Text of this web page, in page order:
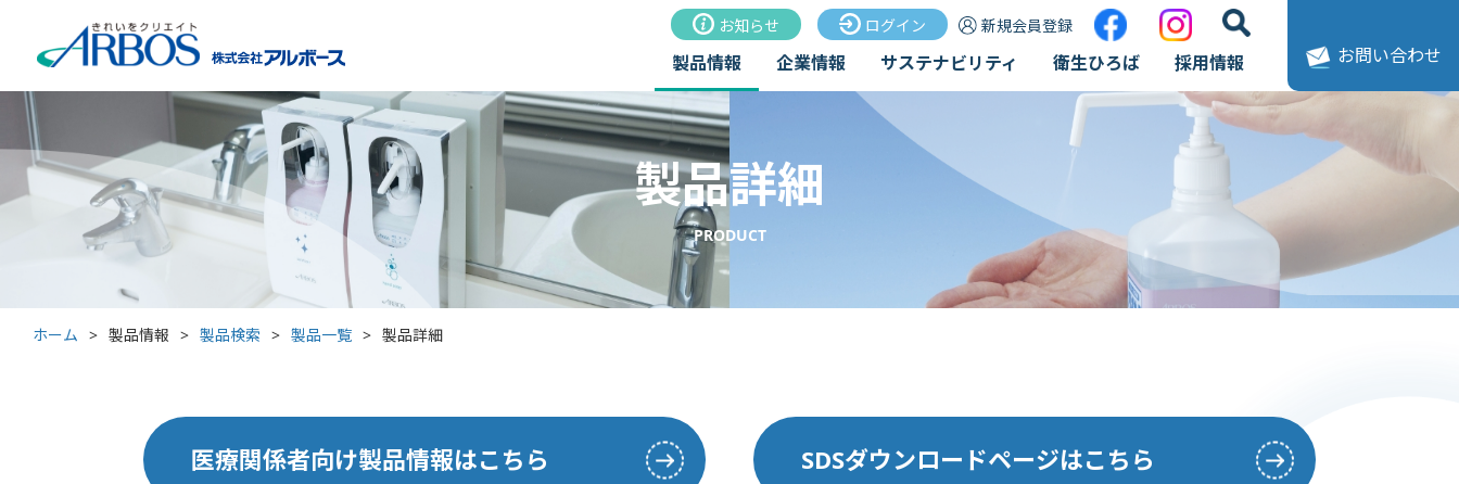
お知らせ ログイン 新規会員登録
製品情報 企業情報 サステナビリティ 衛生ひろば 採用情報 お問い合わせ
製品詳細
PRODUCT
ホーム > 製品情報 > 製品検索 > 製品一覧 > 製品詳細
医療関係者向け製品情報はこちら SDSダウンロードページはこちら